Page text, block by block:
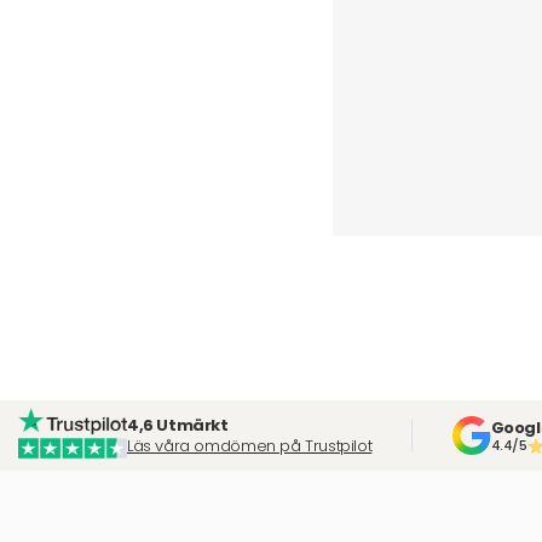
4,6 Utmärkt
Läs våra omdömen på Trustpilot
4.4/5